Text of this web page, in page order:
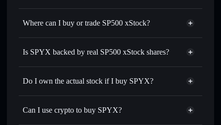
SP500 xStock
$773.26
Where can I buy or trade SP500 xStock?
Is SPYX backed by real SP500 xStock shares?
Do I own the actual stock if I buy SPYX?
Can I use crypto to buy SPYX?